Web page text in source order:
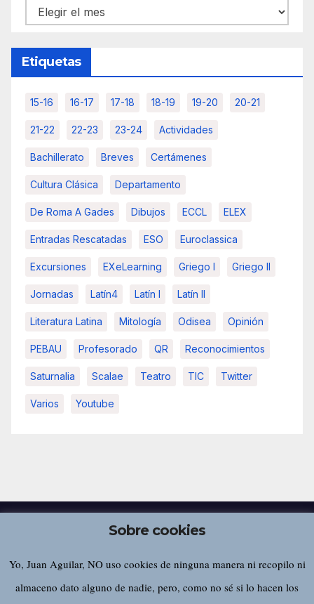
Archivos
Etiquetas
15-16 16-17 17-18 18-19 19-20 20-21
21-22 22-23 23-24 Actividades
Bachillerato Breves Certámenes
Cultura Clásica Departamento
De Roma A Gades Dibujos ECCL ELEX
Entradas Rescatadas ESO Euroclassica
Excursiones EXeLearning Griego I Griego II
Jornadas Latín4 Latín I Latín II
Literatura Latina Mitología Odisea Opinión
PEBAU Profesorado QR Reconocimientos
Saturnalia Scalae Teatro TIC Twitter
Varios Youtube
Juan Aguilar
Sobre cookies
Yo, Juan Aguilar, NO uso cookies de ninguna manera ni recopilo ni
almaceno dato alguno de nadie, pero, como no sé si lo hacen los